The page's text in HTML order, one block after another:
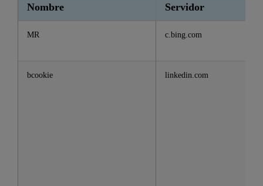
Nombre Servidor
MR c.bing.com
bcookie linkedin.com